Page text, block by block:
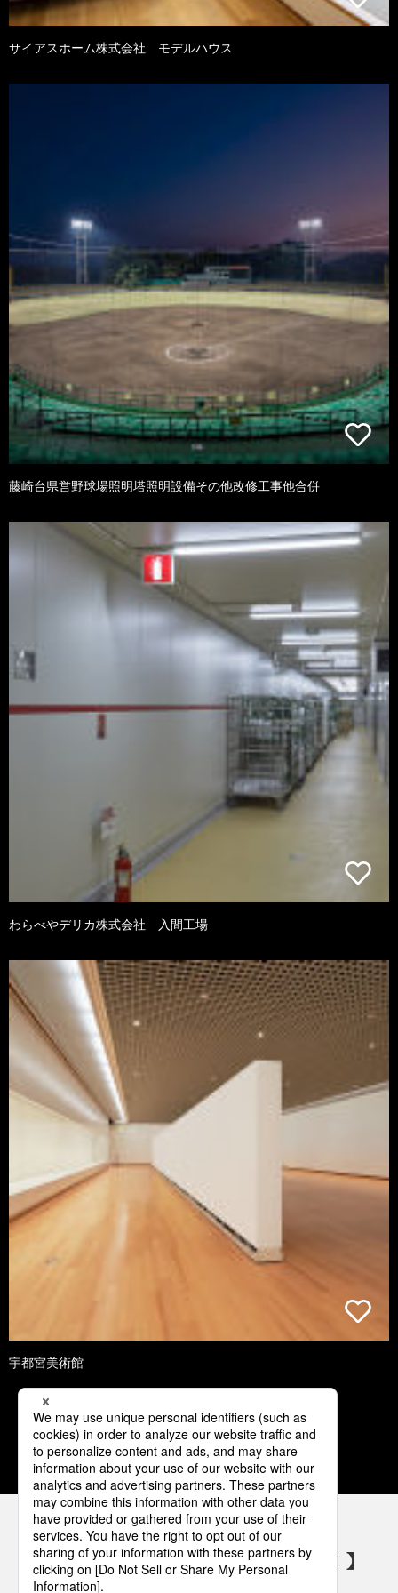
サイアスホーム株式会社 モデルハウス
藤崎台県営野球場照明塔照明設備その他改修工事他合併
わらべやデリカ株式会社 入間工場
宇都宮美術館
1 2 3 4 5
パナソニックの電気設備 SNSアカウント